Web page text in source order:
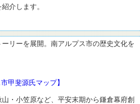
介します。
リーを展開。南アルプス市の歴史文化を
甲斐源氏マップ】
・小笠原など、平安末期から鎌倉幕府創